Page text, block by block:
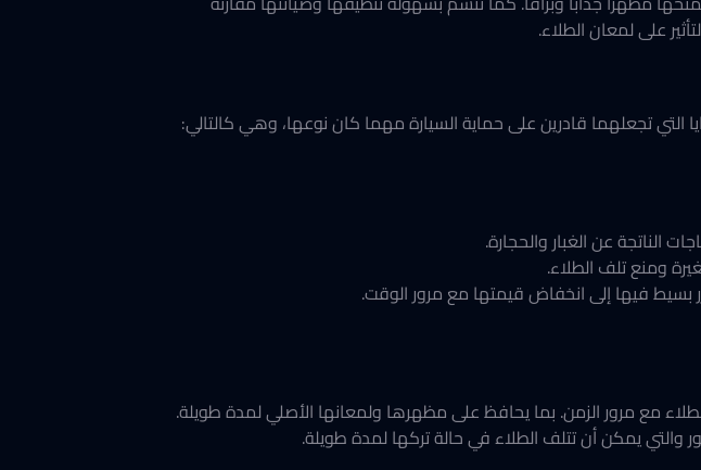
على لمعان الطلاء.
التي تجعلهما قادرين على حماية السيارة مهما كان نوعها، وهي كالتالي:
الناتجة عن الغبار والحجارة.
ومنع تلف الطلاء.
فيها إلى انخفاض قيمتها مع مرور الوقت.
مع مرور الزمن. بما يحافظ على مظهرها ولمعانها الأصلي لمدة طويلة.
والتي يمكن أن تتلف الطلاء في حالة تركها لمدة طويلة.